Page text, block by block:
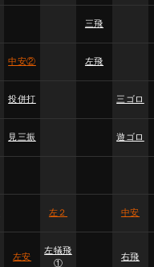
三飛
中安② 左飛
投併打 三ゴロ
見三振 遊ゴロ
左２ 中安
左安
左犠飛
①
右飛